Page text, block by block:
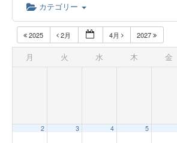
カテゴリー
2025 2月 4月 2027
月 火 水 木 金
2 3 4 5